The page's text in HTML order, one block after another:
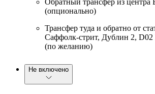
Обратный трансфер из центра
(опционально)
Трансфер туда и обратно от
Саффолк-стрит, Дублин 2,
(по желанию)
Не включено